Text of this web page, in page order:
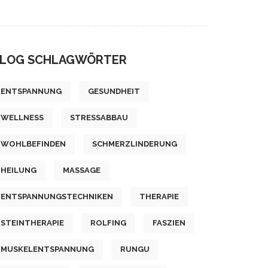
SCHLAGWÖRTER
ENTSPANNUNG GESUNDHEIT
WELLNESS STRESSABBAU
WOHLBEFINDEN SCHMERZLINDERUNG
HEILUNG MASSAGE
ENTSPANNUNGSTECHNIKEN THERAPIE
STEINTHERAPIE ROLFING FASZIEN
MUSKELENTSPANNUNG RUNGU